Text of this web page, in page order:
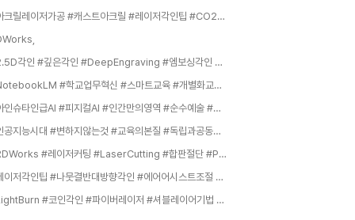
#아크릴레이저가공 #캐스트아크릴 #레이저각인팁 #CO2레이저 #아크릴본딩 #아크릴마스킹 #레이저커팅노하우 #아크릴스크래치제거 #아크릴휨방지 #레이저안전,
#2.5D각인 #깊은각인 #DeepEngraving #엠보싱각인 #금속부식각인 #코인각인 #레이저조각 #3D레이저마킹 #DeepEtch,
#NotebookLM #학교업무혁신 #스마트교육 #개별화교육 #교사행무경감 #AI협업툴 #근거중심AI #수업혁신,
#아인슈타인급AI #피지컬AI #인간만의영역 #순수예술 #비효율의미학 #메이드바이휴먼 #AI시뮬레이션 #세밀한관찰,
#인공지능시대 #변하지않는것 #교육의본질 #독립과공동체 #기초과학과인문학 #김상욱교수,
#RDWorks #레이저커팅 #LaserCutting #합판절단 #PlywoodCutting #아크릴절단 #AcrylicCutting #MDF #레이저조각기 #레이저각인,
#레이저각인팁 #나뭇결반대방향각인 #에어어시스트조절 #사진각인저전력 #정밀컷팅두께조절 #원목추천 #목재평탄보관 #디포커싱 #그을음제거 #연결성디자인 #커프보정,
#LightBurn #코인각인 #파이버레이저 #셔블레이어기법 #레이저각인팁 #입체각인 #불린연산 #전문가급각인,